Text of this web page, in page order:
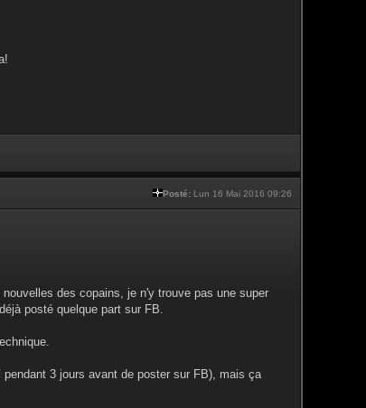
Posté: Lun 16 Mai 2016 09:26
des copains, je n'y trouve pas une super
posté quelque part sur FB.
3 jours avant de poster sur FB), mais ça